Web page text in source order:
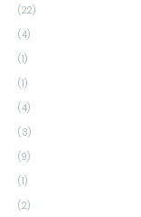
(22)
(4)
(1)
(1)
(4)
(3)
(9)
(1)
(2)